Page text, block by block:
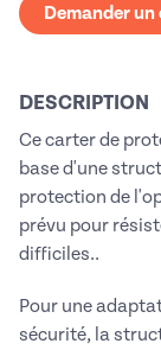
Demander un
DESCRIPTION
Ce carter de
base d'une
protection de
prévu pour
difficiles..
Pour une
sécurité, la